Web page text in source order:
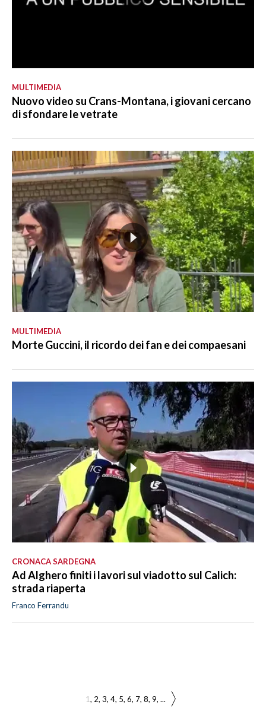
MULTIMEDIA
Nuovo video su Crans-Montana, i giovani cercano
di sfondare le vetrate
MULTIMEDIA
Morte Guccini, il ricordo dei fan e dei compaesani
CRONACA SARDEGNA
Ad Alghero finiti i lavori sul viadotto sul Calich:
strada riaperta
Franco Ferrandu
1 2 3 4 5 6 7 8 9 ...